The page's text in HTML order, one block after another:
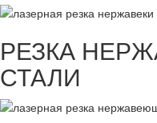
РЕЗКА
СТАЛИ